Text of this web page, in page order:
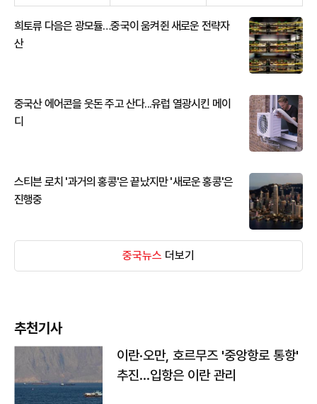
희토류 다음은 광모듈…중국이 움켜쥔 새로운 전략자
산
중국산 에어콘을 웃돈 주고 산다...유럽 열광시킨 메이
디
스티븐 로치 '과거의 홍콩'은 끝났지만 '새로운 홍콩'은
진행중
중국뉴스 더보기
추천기사
이란·오만, 호르무즈 '중앙항로 통항'
추진…입항은 이란 관리